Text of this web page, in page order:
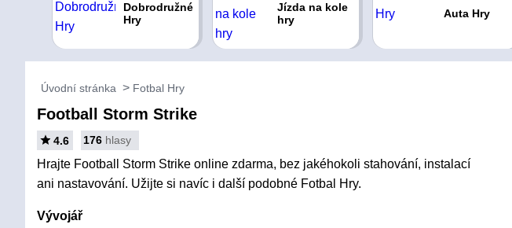
Dobrodružné
Hry
Jízda na kole
hry
Auta Hry
Úvodní stránka Fotbal Hry
Football Storm Strike
4.6 176 hlasy
Hrajte Football Storm Strike online zdarma, bez jakéhokoli stahování, instalací
ani nastavování. Užijte si navíc i další podobné Fotbal Hry.
Vývojář